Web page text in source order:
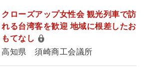
クローズアップ女性会 観光列車で訪
れる台湾客を歓迎 地域に根差したお
もてなし
高知県 須崎商工会議所